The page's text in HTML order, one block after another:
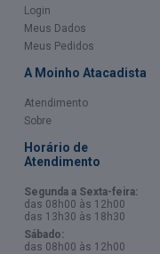
Login
Meus Dados
Meus Pedidos
A Moinho Atacadista
Atendimento
Sobre
Horário de
Atendimento
Segunda a Sexta-feira:
das 08h00 às 12h00
das 13h30 às 18h30
Sábado:
das 08h00 às 12h00